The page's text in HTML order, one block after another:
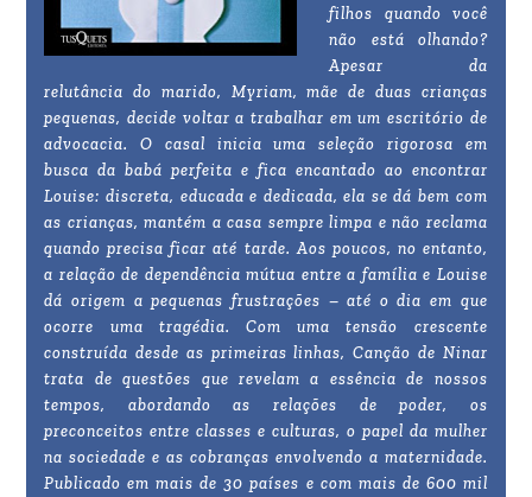
filhos quando você
não está olhando?
Apesar da
relutância do marido, Myriam, mãe de duas crianças
pequenas, decide voltar a trabalhar em um escritório de
advocacia. O casal inicia uma seleção rigorosa em
busca da babá perfeita e fica encantado ao encontrar
Louise: discreta, educada e dedicada, ela se dá bem com
as crianças, mantém a casa sempre limpa e não reclama
quando precisa ficar até tarde. Aos poucos, no entanto,
a relação de dependência mútua entre a família e Louise
dá origem a pequenas frustrações – até o dia em que
ocorre uma tragédia. Com uma tensão crescente
construída desde as primeiras linhas, Canção de Ninar
trata de questões que revelam a essência de nossos
tempos, abordando as relações de poder, os
preconceitos entre classes e culturas, o papel da mulher
na sociedade e as cobranças envolvendo a maternidade.
Publicado em mais de 30 países e com mais de 600 mil